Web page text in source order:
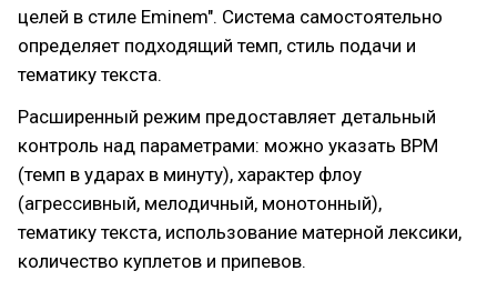
целей в стиле Eminem". Система самостоятельно
определяет подходящий темп, стиль подачи и
тематику текста.
Расширенный режим предоставляет детальный
контроль над параметрами: можно указать BPM
(темп в ударах в минуту), характер флоу
(агрессивный, мелодичный, монотонный),
тематику текста, использование матерной лексики,
количество куплетов и припевов.